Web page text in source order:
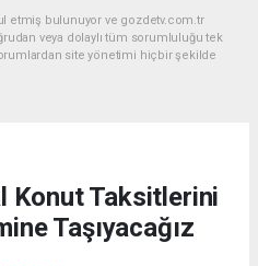
etmiş bulunuyor ve gozdetv.com.tr
veya dolaylı tüm sorumluluğu tek
site yönetimi hiçbir şekilde
Konut Taksitlerini
Taşıyacağız